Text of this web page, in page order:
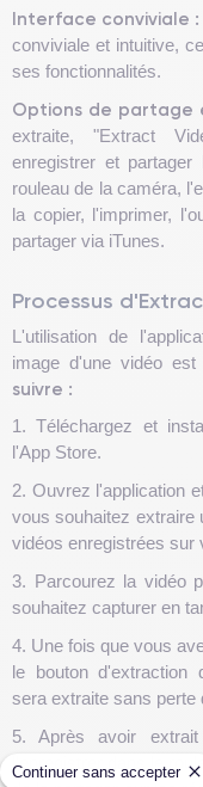
Continuer sans accepter
Interface conviviale :
conviviale et intuitive,
ses fonctionnalités.
Options de partage
extraite, "Extract
enregistrer et
rouleau de la caméra,
la copier, l'imprimer,
partager via iTunes.
Processus
L'utilisation de
image d'une vidéo
suivre :
1. Téléchargez et
l'App Store.
2. Ouvrez l'application
vous souhaitez extraire
vidéos enregistrées sur
3. Parcourez la vidéo
souhaitez capturer en
4. Une fois que vous
le bouton d'extraction
sera extraite sans perte
5. Après avoir
l'enregistrer dans le